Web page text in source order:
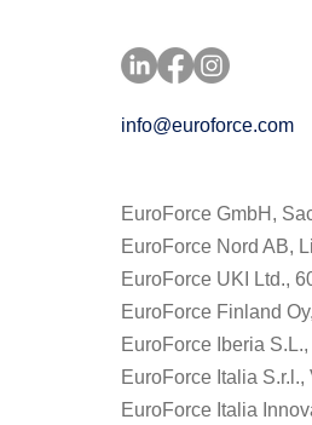
info@euroforce.com
EuroForce GmbH,
EuroForce Nord AB,
EuroForce UKI Ltd.,
EuroForce Finland
EuroForce Iberia
EuroForce Italia
EuroForce Italia